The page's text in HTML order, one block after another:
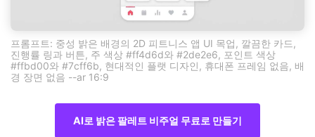
프롬프트: 중성 밝은 배경의 2D 피트니스 앱 UI 목업, 깔끔한 카드,
진행률 링과 버튼, 주 색상 #ff4d6d와 #2de2e6, 포인트 색상
#ffbd00와 #7cff6b, 현대적인 플랫 디자인, 휴대폰 프레임 없음, 배
경 장면 없음 --ar 16:9
AI로 밝은 팔레트 비주얼 무료로 만들기